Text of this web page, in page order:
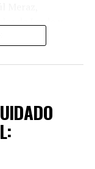
describieron
y PAN no
los mejores
“No hay un solo
construido un
con la